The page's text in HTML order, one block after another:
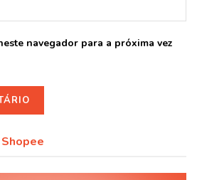
navegador para a próxima vez